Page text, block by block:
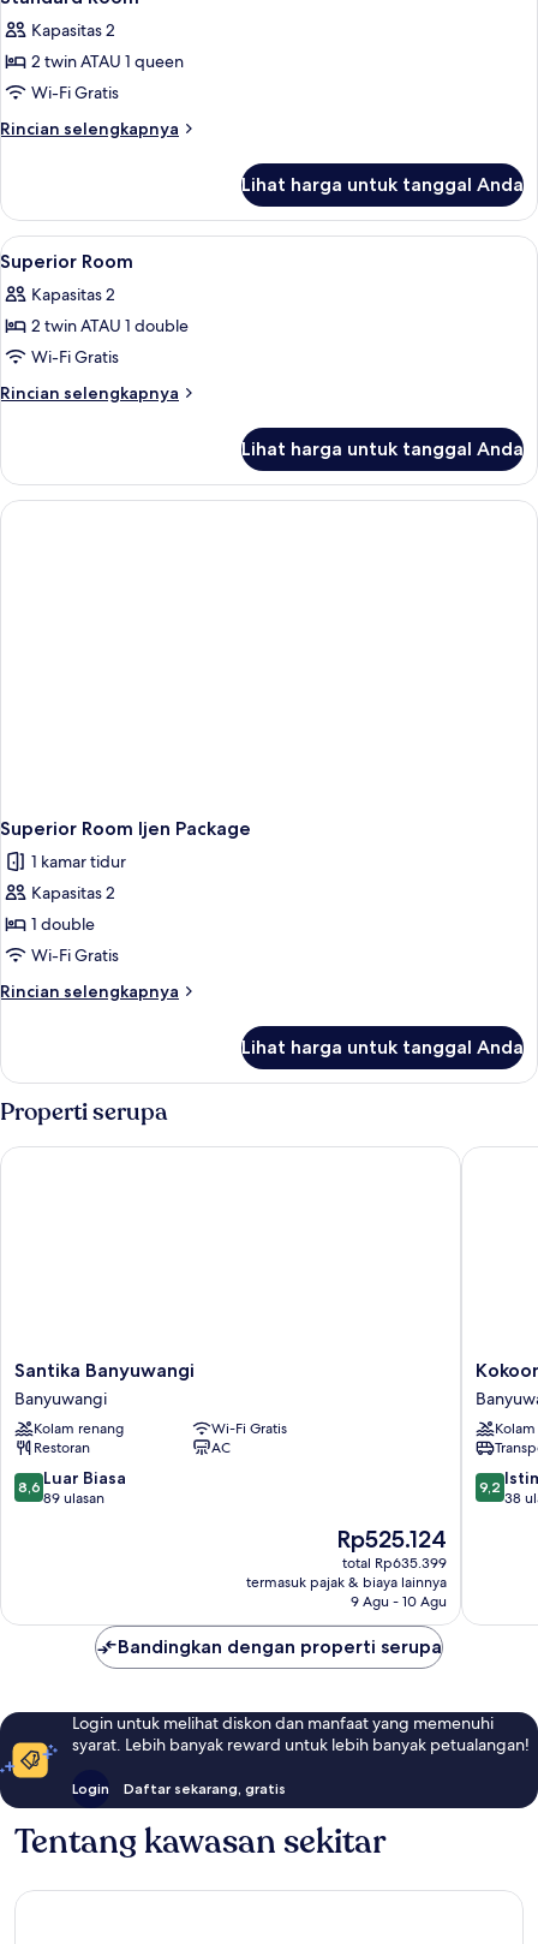
Kapasitas 2
2 twin ATAU 1 queen
Wi-Fi Gratis
Rincian selengkapnya
Rincian
Standard
Room
Lihat harga untuk tanggal Anda
Lihat
semua
foto
untuk
Superior
Room
Brankas, meja kerja, ruang kerja
4
Superior Room
Kapasitas 2
2 twin ATAU 1 double
Wi-Fi Gratis
Rincian selengkapnya
Rincian
Superior
Room
Lihat harga untuk tanggal Anda
Superior Room Ijen Package
1 kamar tidur
Kapasitas 2
1 double
Wi-Fi Gratis
Rincian selengkapnya
Rincian
Superior
Ijen
Lihat harga untuk tanggal Anda
Properti serupa
Santika
Banyuwangi
Banyuwangi
Santika Banyuwangi
Banyuwangi
Kolam renang
Wi-Fi Gratis
Restoran
AC
8.6
dari
8,6 Luar Biasa
89 ulasan
Harga
sekarang
Rp525.124
Rp525.124
total Rp635.399
termasuk pajak & biaya lainnya
9 Agu - 10 Agu
Santika Banyuwangi
Kokoon
Hotel
9.2
dari
9,2
38
Kokoon
Bandingkan dengan properti serupa
Login untuk melihat diskon dan manfaat yang memenuhi
syarat. Lebih banyak reward untuk lebih banyak petualangan!
Login Daftar sekarang, gratis
Tentang kawasan sekitar